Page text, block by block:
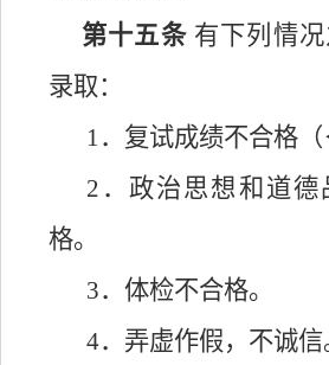
第十五条 有下列情
录取：
1．复试成绩不合格（
2．政治思想和道德
格。
3．体检不合格。
4．弄虚作假，不诚信